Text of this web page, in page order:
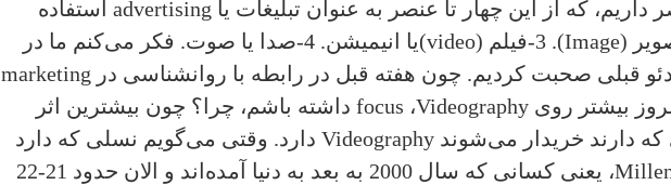
داریم، که از این چهار تا عنصر به عنوان تبلیغات یا advertising استفاده
(Image). 3-فیلم (video)
یا انیمیشن. 4-صدا یا صوت. فکر می‌کنم ما در
marketing
بیشتر روی Videography، focus داشته باشم، چرا؟ چون بیشترین اثر
دارند خریدار می‌شوند Videography دارد. وقتی می‌گویم نسلی که دارد
، یعنی کسانی که سال 2000 به بعد به دنیا آمده‌اند و الان حدود 21-22